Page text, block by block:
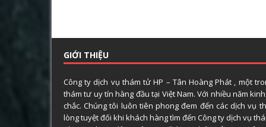
GIỚI THIỆU
Công ty dịch vụ thám tử HP – Tân Hoàng Phát , một
thám tư uy tín hàng đầu tại Việt Nam. Với nhiều năm
chắc. Chúng tôi luôn tiên phong đem đến các dịch vụ
lòng tuyệt đối khi khách hàng tìm đến Công ty dịch vụ